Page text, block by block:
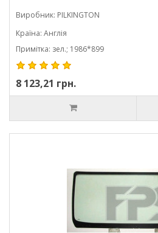
Виробник: PILKINGTON
Країна: Англія
Примітка: зел.; 1986*899
8 123,21 грн.